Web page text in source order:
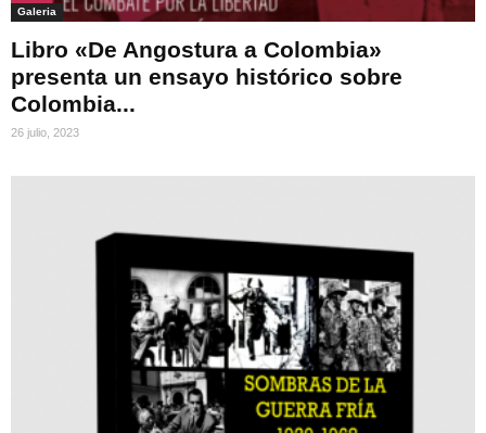
Galeria
Libro «De Angostura a Colombia»
presenta un ensayo histórico sobre
Colombia...
26 julio, 2023